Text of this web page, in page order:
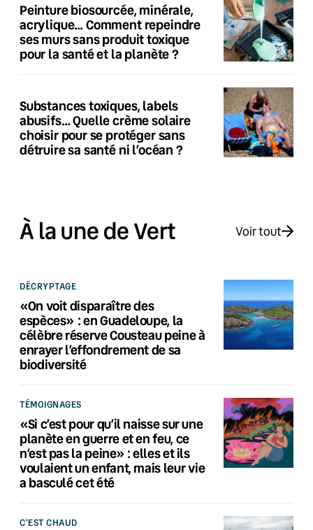
Peinture biosourcée, minérale,
acrylique… Comment repeindre
ses murs sans produit toxique
pour la santé et la planète ?
Substances toxiques, labels
abusifs… Quelle crème solaire
choisir pour se protéger sans
détruire sa santé ni l’océan ?
À la une de Vert Voir tout
DÉCRYPTAGE
«On voit disparaître des
espèces» : en Guadeloupe, la
célèbre réserve Cousteau peine à
enrayer l’effondrement de sa
biodiversité
TÉMOIGNAGES
«Si c’est pour qu’il naisse sur une
planète en guerre et en feu, ce
n’est pas la peine» : elles et ils
voulaient un enfant, mais leur vie
a basculé cet été
C'EST CHAUD